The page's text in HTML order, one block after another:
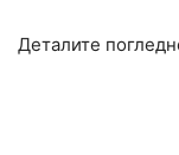
Деталите